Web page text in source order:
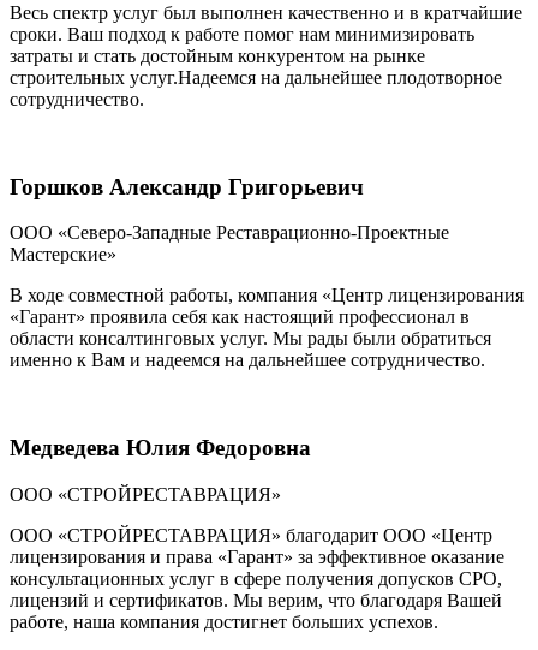
Весь спектр услуг был выполнен качественно и в кратчайшие
сроки. Ваш подход к работе помог нам минимизировать
затраты и стать достойным конкурентом на рынке
строительных услуг.Надеемся на дальнейшее плодотворное
сотрудничество.
Горшков Александр Григорьевич
ООО «Северо-Западные Реставрационно-Проектные
Мастерские»
В ходе совместной работы, компания «Центр лицензирования
«Гарант» проявила себя как настоящий профессионал в
области консалтинговых услуг. Мы рады были обратиться
именно к Вам и надеемся на дальнейшее сотрудничество.
Медведева Юлия Федоровна
ООО «СТРОЙРЕСТАВРАЦИЯ»
ООО «СТРОЙРЕСТАВРАЦИЯ» благодарит ООО «Центр
лицензирования и права «Гарант» за эффективное оказание
консультационных услуг в сфере получения допусков СРО,
лицензий и сертификатов. Мы верим, что благодаря Вашей
работе, наша компания достигнет больших успехов.